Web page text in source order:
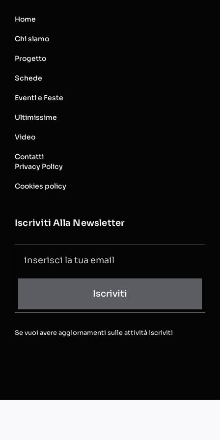
Home
Chi siamo
Progetto
Schede
Eventi e Feste
Ultimissime
Video
Contatti
Privacy Policy
Cookies policy
Iscriviti Alla Newsletter
Iscriviti
Se vuoi avere aggiornamenti sulle attività iscriviti